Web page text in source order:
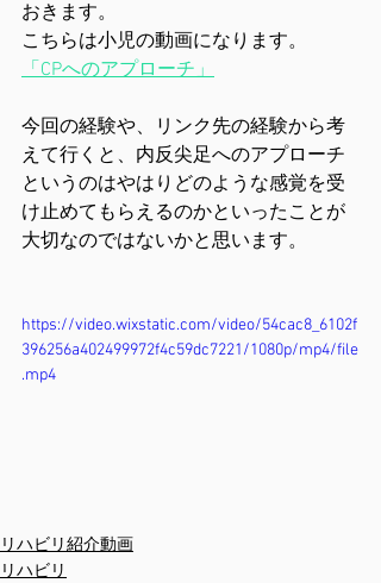
おきます。
こちらは小児の動画になります。
「CPへのアプローチ」
今回の経験や、リンク先の経験から考
えて行くと、内反尖足へのアプローチ
というのはやはりどのような感覚を受
け止めてもらえるのかといったことが
大切なのではないかと思います。
https://video.wixstatic.com/video/54cac8_6102f
396256a402499972f4c59dc7221/1080p/mp4/file
.mp4
リハビリ紹介動画
リハビリ